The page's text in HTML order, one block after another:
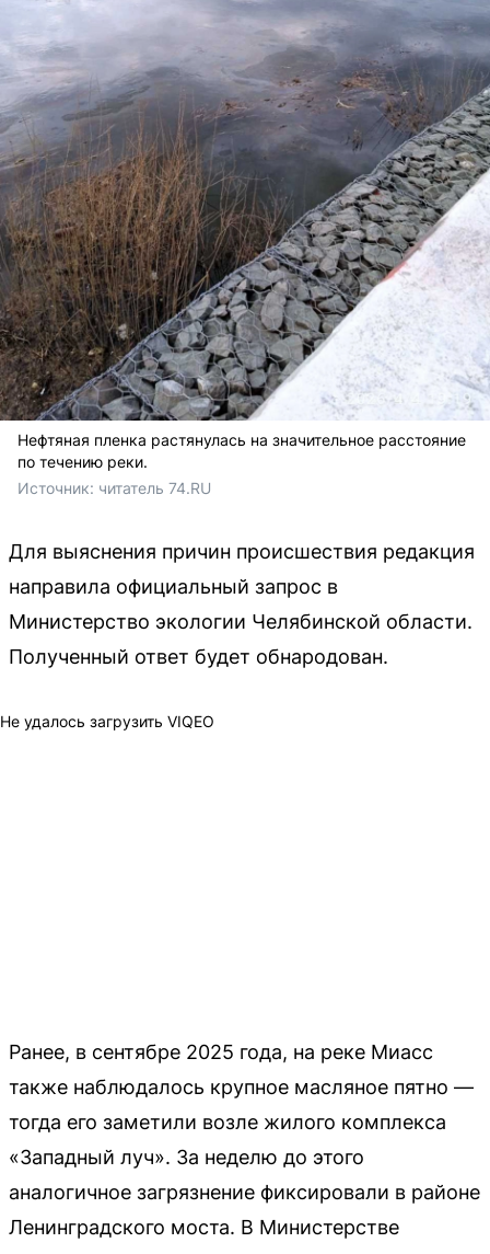
Нефтяная пленка растянулась на значительное расстояние
по течению реки.
Источник: читатель 74.RU
Для выяснения причин происшествия редакция
направила официальный запрос в
Министерство экологии Челябинской области.
Полученный ответ будет обнародован.
Не удалось загрузить VIQEO
Ранее, в сентябре 2025 года, на реке Миасс
также наблюдалось крупное масляное пятно —
тогда его заметили возле жилого комплекса
«Западный луч». За неделю до этого
аналогичное загрязнение фиксировали в районе
Ленинградского моста. В Министерстве